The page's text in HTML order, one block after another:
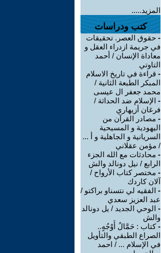
المزيد.....
كتب ودراسات
- حقوق العصر. تحقيقات
في جريمة ازدراء العقل و
معاداة الإنسان / أحمد
التاوتي
- قراءة في تاريخ الاسلام
المبكر الطبعة الثانية /
محمد جعفر ال عيسى
- الإسلام ضد الحداثة /
فرغان أزيهاري
- مصادر القرآن من
اليهودية و المسيحية
السريانية و الجاهلية و أ ...
/ مؤمن عقلاني
- محادثات مع الله الجزء
الرابع / نيل دونالد والش
- مختصر كتاب الأرواح /
آلان كاردك
- الفقيه لي نتسناو براكتو /
عبد العزيز سعدي
- الوحي الجديد / يل دونالد
والش
-كتاب : حَمَّالُ أَوْجُهٍ..
الصراع الطبقي والتأويل
في الإسلام ... / احمد